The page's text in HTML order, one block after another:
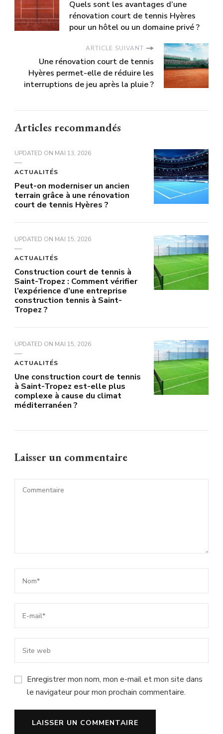
Quels sont les avantages d’une
rénovation court de tennis Hyères
pour un hôtel ou un domaine privé ?
ARTICLE SUIVANT
Une rénovation court de tennis
Hyères permet-elle de réduire les
interruptions de jeu après la pluie ?
Articles recommandés
UPDATED ON MAI 13, 2026
ACTUALITÉS
Peut-on moderniser un ancien
terrain grâce à une rénovation
court de tennis Hyères ?
UPDATED ON MAI 15, 2026
ACTUALITÉS
Construction court de tennis à
Saint-Tropez : Comment vérifier
l’expérience d’une entreprise
construction tennis à Saint-
Tropez ?
UPDATED ON MAI 15, 2026
ACTUALITÉS
Une construction court de tennis
à Saint-Tropez est-elle plus
complexe à cause du climat
méditerranéen ?
Laisser un commentaire
Enregistrer mon nom, mon e-mail et mon site dans
le navigateur pour mon prochain commentaire.